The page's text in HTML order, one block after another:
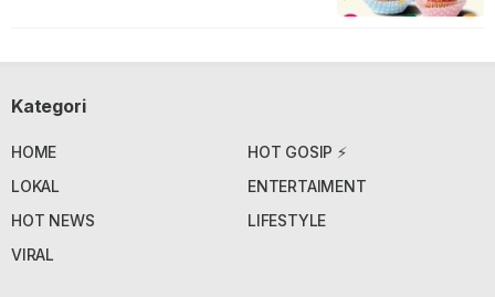
Kategori
HOME
HOT GOSIP ⚡
LOKAL
ENTERTAIMENT
HOT NEWS
LIFESTYLE
VIRAL